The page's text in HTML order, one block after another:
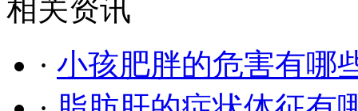
相关资讯
· 小孩肥胖的危害有哪